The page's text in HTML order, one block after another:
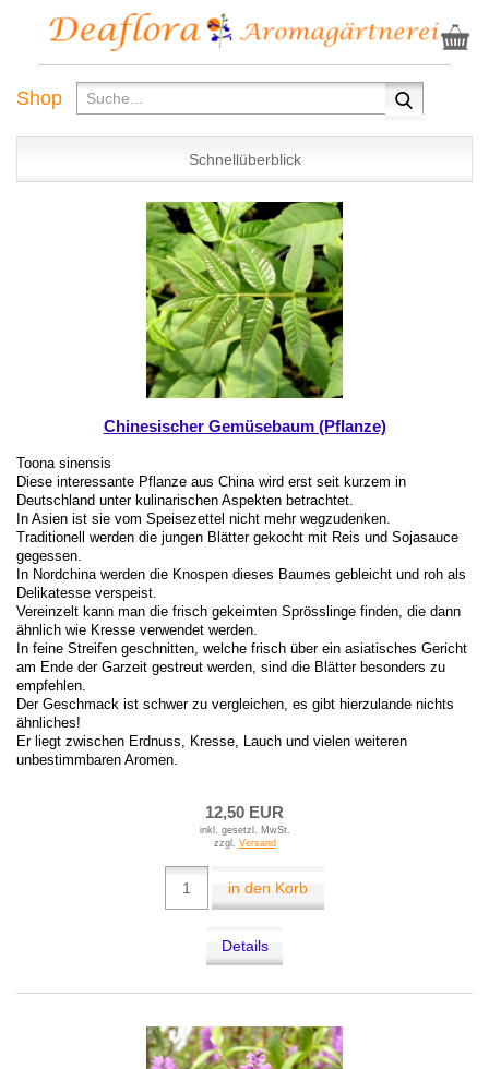
Shop
Schnellüberblick
Chinesischer Gemüsebaum (Pflanze)
Toona sinensis
Diese interessante Pflanze aus China wird erst seit kurzem in
Deutschland unter kulinarischen Aspekten betrachtet.
In Asien ist sie vom Speisezettel nicht mehr wegzudenken.
Traditionell werden die jungen Blätter gekocht mit Reis und Sojasauce
gegessen.
In Nordchina werden die Knospen dieses Baumes gebleicht und roh als
Delikatesse verspeist.
Vereinzelt kann man die frisch gekeimten Sprösslinge finden, die dann
ähnlich wie Kresse verwendet werden.
In feine Streifen geschnitten, welche frisch über ein asiatisches Gericht
am Ende der Garzeit gestreut werden, sind die Blätter besonders zu
empfehlen.
Der Geschmack ist schwer zu vergleichen, es gibt hierzulande nichts
ähnliches!
Er liegt zwischen Erdnuss, Kresse, Lauch und vielen weiteren
unbestimmbaren Aromen.
12,50 EUR
inkl. gesetzl. MwSt.
zzgl. Versand
in den Korb
Details